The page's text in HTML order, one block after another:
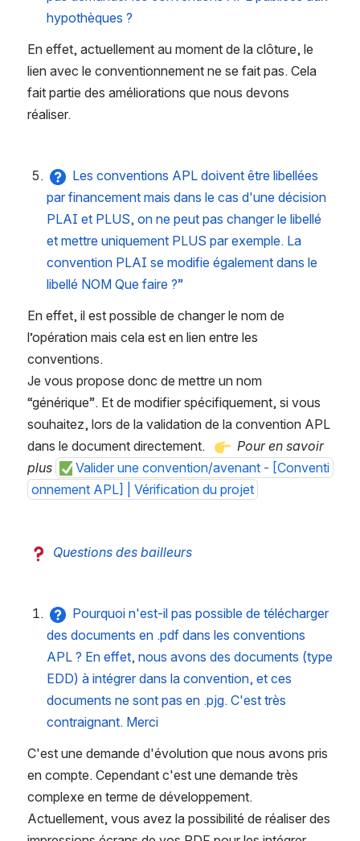
hypothèques ?
En effet, actuellement au moment de la clôture, le
lien avec le conventionnement ne se fait pas. Cela
fait partie des améliorations que nous devons
réaliser.
Les conventions APL doivent être libellées
par financement mais dans le cas d'une décision
PLAI et PLUS, on ne peut pas changer le libellé
et mettre uniquement PLUS par exemple. La
convention PLAI se modifie également dans le
libellé NOM Que faire ?”
En effet, il est possible de changer le nom de
l’opération mais cela est en lien entre les
conventions.
Je vous propose donc de mettre un nom
“générique”. Et de modifier spécifiquement, si vous
souhaitez, lors de la validation de la convention APL
dans le document directement.
Pour en savoir
plus
Valider une convention/avenant - [Conventi
onnement APL] | Vérification du projet
Questions des bailleurs
Pourquoi n'est-il pas possible de télécharger
des documents en .pdf dans les conventions
APL ? En effet, nous avons des documents (type
EDD) à intégrer dans la convention, et ces
documents ne sont pas en .pjg. C'est très
contraignant. Merci
C'est une demande d'évolution que nous avons pris
en compte. Cependant c'est une demande très
complexe en terme de développement.
Actuellement, vous avez la possibilité de réaliser des